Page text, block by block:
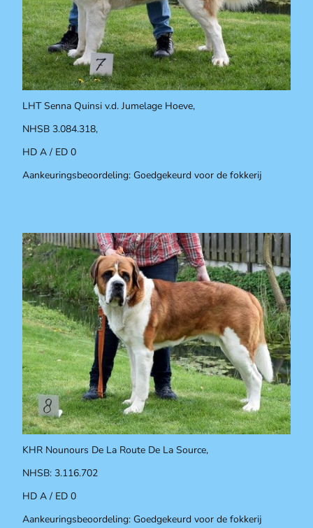
LHT Senna Quinsi v.d. Jumelage Hoeve,
NHSB 3.084.318,
HD A / ED 0
Aankeuringsbeoordeling: Goedgekeurd voor de fokkerij
KHR Nounours De La Route De La Source,
NHSB: 3.116.702
HD A / ED 0
Aankeuringsbeoordeling: Goedgekeurd voor de fokkerij